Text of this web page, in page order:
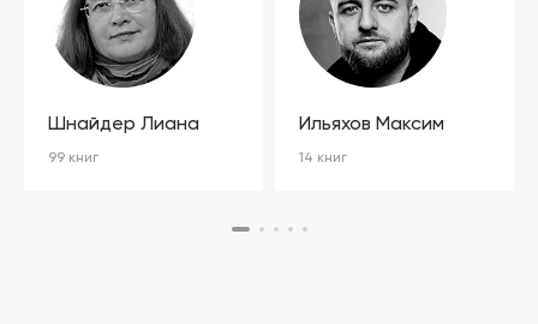
Шнайдер Лиана
99 книг
Ильяхов Максим
14 книг